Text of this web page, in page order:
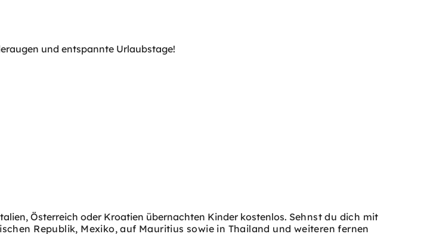
und entspannte Urlaubstage!
Österreich oder Kroatien übernachten Kinder kostenlos. Sehnst du dich mit
Republik, Mexiko, auf Mauritius sowie in Thailand und weiteren fernen